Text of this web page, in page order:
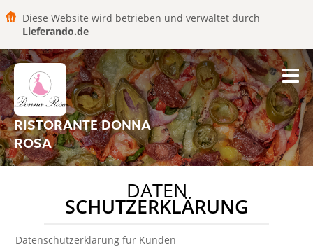
Diese Website wird betrieben und verwaltet durch
Lieferando.de
RISTORANTE DONNA
ROSA
DATEN
SCHUTZERKLÄRUNG
Datenschutzerklärung für Kunden